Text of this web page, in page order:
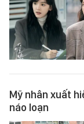
Mỹ nhân xuất
náo loạn